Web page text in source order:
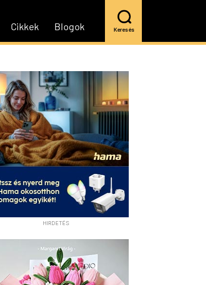
Blogok
Cikkek Keresés
HIRDETÉS